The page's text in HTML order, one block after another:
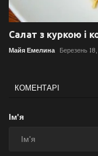
Салат з куркою і
Майя Емелина Березень
КОМЕНТАРІ
Ім'я